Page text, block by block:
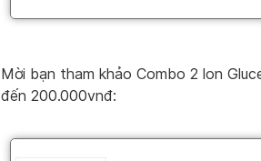
Mời bạn tham khảo Combo 2 lon
đến 200.000vnđ: